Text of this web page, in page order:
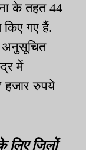
के तहत 44
गए हैं.
अनुसूचित
में
हजार रुपये
लिए जिलों